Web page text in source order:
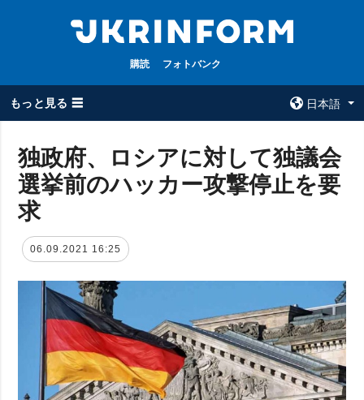
購読 フォトバンク
もっと見る ☰
日本語
全てのトピック
政治
経済・復興
防衛
社会・文化
スポーツ
犯罪
ウクルインフォ
ルム
独政府、ロシアに対して独議会
選挙前のハッカー攻撃停止を要
求
06.09.2021 16:25